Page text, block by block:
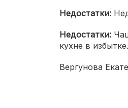
Недостатки:
Недостатки:
кухне в
Вергунова